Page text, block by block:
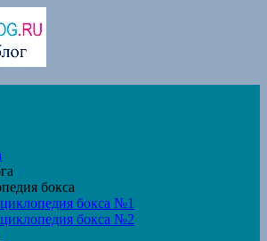
бокса
бокса №1
бокса №2